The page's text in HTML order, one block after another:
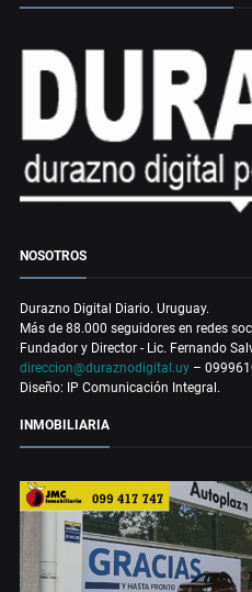
NOSOTROS
Durazno Digital Diario. Uruguay.
Más de 88.000 seguidores en redes
Fundador y Director - Lic. Fernando
direccion@duraznodigital.uy –
Diseño: IP Comunicación Integral.
INMOBILIARIA